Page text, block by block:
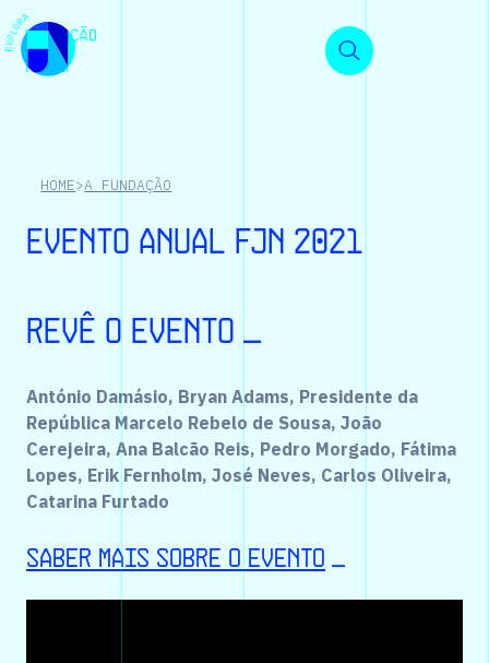
HOME>A FUNDAÇÃO
Evento Anual FJN 2021
Revê o evento _
António Damásio, Bryan Adams, Presidente da
República Marcelo Rebelo de Sousa, João
Cerejeira, Ana Balcão Reis, Pedro Morgado, Fátima
Lopes, Erik Fernholm, José Neves, Carlos Oliveira,
Catarina Furtado
Saber mais sobre o evento _